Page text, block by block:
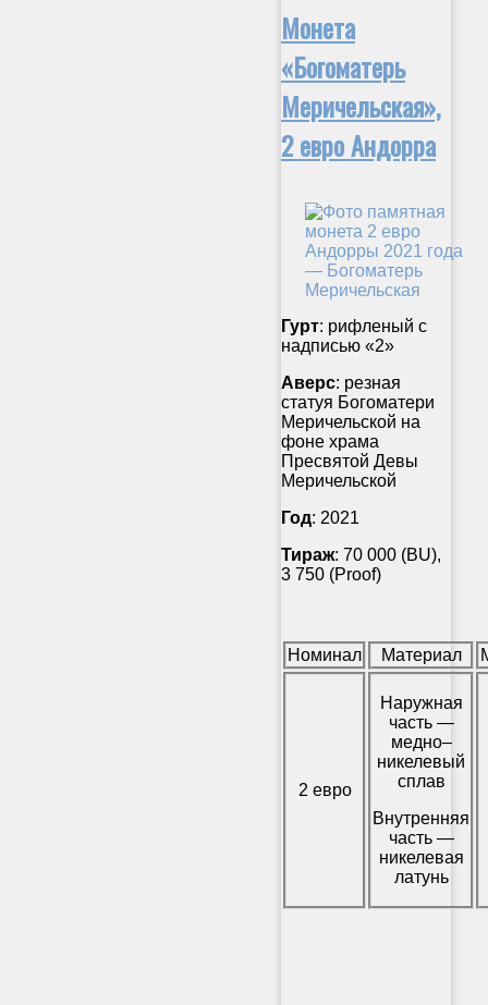
Монета
«Богоматерь
Меричельская»,
2 евро Андорра
Гурт: рифленый с
надписью «2»
Аверс: резная
статуя Богоматери
Меричельской на
фоне храма
Пресвятой Девы
Меричельской
Год: 2021
Тираж: 70 000 (BU),
3 750 (Proof)
Номинал Материал
2 евро
Наружная
часть —
медно–
никелевый
сплав
Внутренняя
часть —
никелевая
латунь